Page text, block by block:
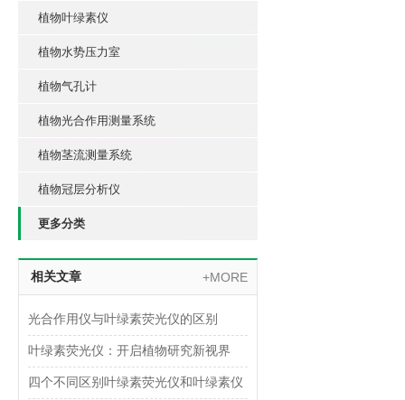
植物叶绿素仪
植物水势压力室
植物气孔计
植物光合作用测量系统
植物茎流测量系统
植物冠层分析仪
更多分类
相关文章 +MORE
光合作用仪与叶绿素荧光仪的区别
叶绿素荧光仪：开启植物研究新视界
四个不同区别叶绿素荧光仪和叶绿素仪